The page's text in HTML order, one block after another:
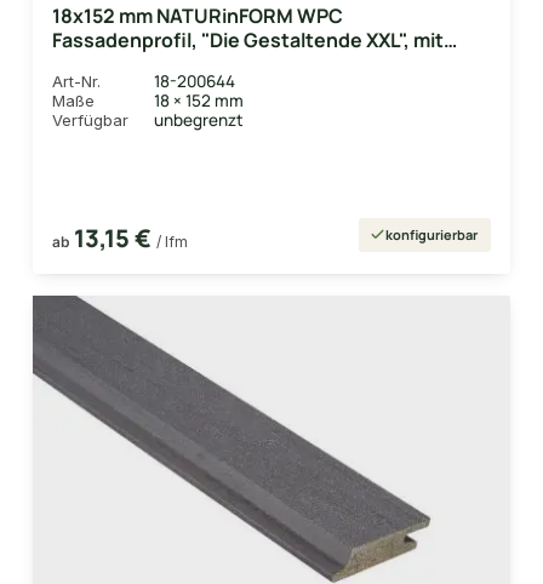
18x152 mm NATURinFORM WPC
Fassadenprofil, "Die Gestaltende XXL", mit
Bernsteinbraun, Deckmaß: 148mm
Art-Nr. 18-200644
Maße 18 × 152 mm
Verfügbar unbegrenzt
ab 13,15 € / lfm konfigurierbar